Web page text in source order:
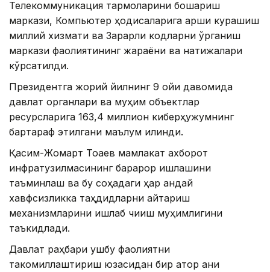
Телекоммуникация тармоқларини бошқариш
маркази, Компьютер ҳодисаларига қарши курашиш
миллий хизмати ва Зарарли кодларни ўрганиш
маркази фаолиятининг жараёни ва натижалари
кўрсатилди.
Президентга жорий йилнинг 9 ойи давомида
давлат органлари ва муҳим объектлар
ресурсларига 163,4 миллион киберҳужумнинг
бартараф этилгани маълум қилинди.
Қасим-Жомарт Тоқаев мамлакат ахборот
инфратузилмасининг барқарор ишлашини
таъминлаш ва бу соҳадаги ҳар қандай
хавфсизликка таҳдидларни қайтариш
механизмларини ишлаб чиқиш муҳимлигини
таъкидлади.
Давлат раҳбари ушбу фаолиятни
такомиллаштириш юзасидан бир қатор аниқ